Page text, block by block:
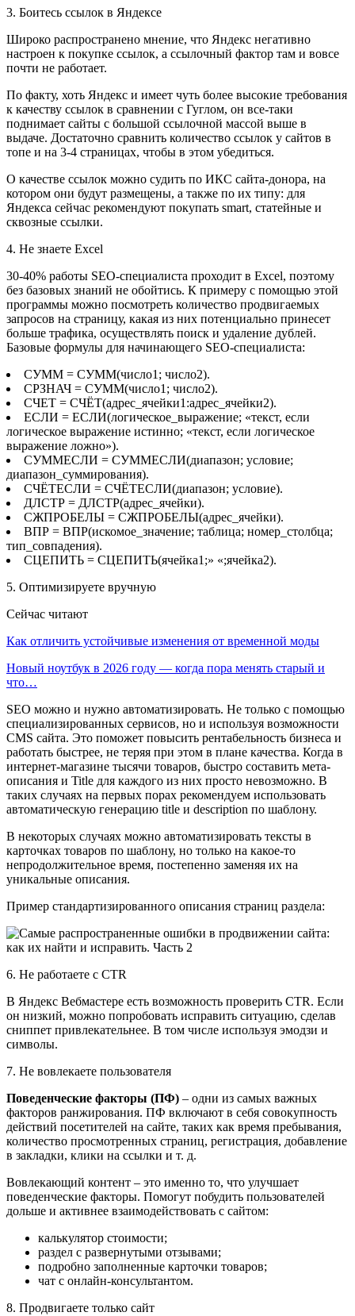
3. Боитесь ссылок в Яндексе
Широко распространено мнение, что Яндекс негативно
настроен к покупке ссылок, а ссылочный фактор там и вовсе
почти не работает.
По факту, хоть Яндекс и имеет чуть более высокие требования
к качеству ссылок в сравнении с Гуглом, он все-таки
поднимает сайты с большой ссылочной массой выше в
выдаче. Достаточно сравнить количество ссылок у сайтов в
топе и на 3-4 страницах, чтобы в этом убедиться.
О качестве ссылок можно судить по ИКС сайта-донора, на
котором они будут размещены, а также по их типу: для
Яндекса сейчас рекомендуют покупать smart, статейные и
сквозные ссылки.
4. Не знаете Excel
30-40% работы SEO-специалиста проходит в Excel, поэтому
без базовых знаний не обойтись. К примеру с помощью этой
программы можно посмотреть количество продвигаемых
запросов на страницу, какая из них потенциально принесет
больше трафика, осуществлять поиск и удаление дублей.
Базовые формулы для начинающего SEO-специалиста:
СУММ = СУММ(число1; число2).
СРЗНАЧ = СУММ(число1; число2).
СЧЕТ = СЧЁТ(адрес_ячейки1:адрес_ячейки2).
ЕСЛИ = ЕСЛИ(логическое_выражение; «текст, если
логическое выражение истинно; «текст, если логическое
выражение ложно»).
СУММЕСЛИ = СУММЕСЛИ(диапазон; условие;
диапазон_суммирования).
СЧЁТЕСЛИ = СЧЁТЕСЛИ(диапазон; условие).
ДЛСТР = ДЛСТР(адрес_ячейки).
СЖПРОБЕЛЫ = СЖПРОБЕЛЫ(адрес_ячейки).
ВПР = ВПР(искомое_значение; таблица; номер_столбца;
тип_совпадения).
СЦЕПИТЬ = СЦЕПИТЬ(ячейка1;» «;ячейка2).
5. Оптимизируете вручную
Сейчас читают
Как отличить устойчивые изменения от временной моды
Новый ноутбук в 2026 году — когда пора менять старый и
что…
SEO можно и нужно автоматизировать. Не только с помощью
специализированных сервисов, но и используя возможности
CMS сайта. Это поможет повысить рентабельность бизнеса и
работать быстрее, не теряя при этом в плане качества. Когда в
интернет-магазине тысячи товаров, быстро составить мета-
описания и Title для каждого из них просто невозможно. В
таких случаях на первых порах рекомендуем использовать
автоматическую генерацию title и description по шаблону.
В некоторых случаях можно автоматизировать тексты в
карточках товаров по шаблону, но только на какое-то
непродолжительное время, постепенно заменяя их на
уникальные описания.
Пример стандартизированного описания страниц раздела:
6. Не работаете с CTR
В Яндекс Вебмастере есть возможность проверить CTR. Если
он низкий, можно попробовать исправить ситуацию, сделав
сниппет привлекательнее. В том числе используя эмодзи и
символы.
7. Не вовлекаете пользователя
Поведенческие факторы (ПФ) – одни из самых важных
факторов ранжирования. ПФ включают в себя совокупность
действий посетителей на сайте, таких как время пребывания,
количество просмотренных страниц, регистрация, добавление
в закладки, клики на ссылки и т. д.
Вовлекающий контент – это именно то, что улучшает
поведенческие факторы. Помогут побудить пользователей
дольше и активнее взаимодействовать с сайтом:
калькулятор стоимости;
раздел с развернутыми отзывами;
подробно заполненные карточки товаров;
чат с онлайн-консультантом.
8. Продвигаете только сайт